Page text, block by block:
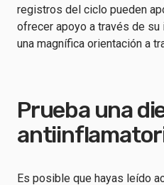
registros del ciclo pueden
ofrecer apoyo a través de
una magnífica orientación a
Prueba una
Es posible que hayas leído